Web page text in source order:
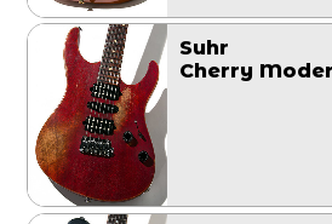
Suhr
Cherry